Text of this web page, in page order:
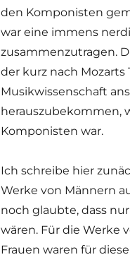
den Komponisten
war eine immens
zusammenzutragen.
der kurz nach
Musikwissenschaft
herauszubekommen,
Komponisten war.
Ich schreibe hier
Werke von Männern
noch glaubte, dass
wären. Für die Werke
Frauen waren für